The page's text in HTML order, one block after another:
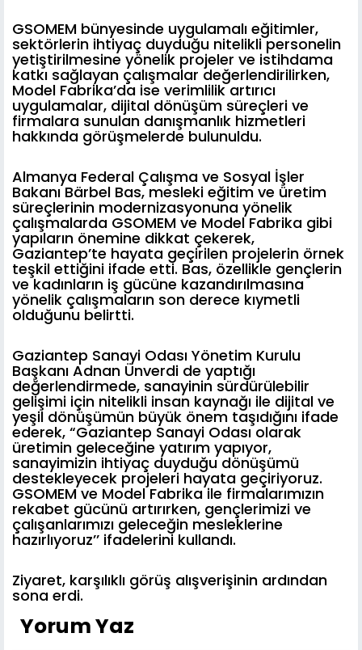
GSOMEM bünyesinde uygulamalı eğitimler,
sektörlerin ihtiyaç duyduğu nitelikli personelin
yetiştirilmesine yönelik projeler ve istihdama
katkı sağlayan çalışmalar değerlendirilirken,
Model Fabrika’da ise verimlilik artırıcı
uygulamalar, dijital dönüşüm süreçleri ve
firmalara sunulan danışmanlık hizmetleri
hakkında görüşmelerde bulunuldu.
Almanya Federal Çalışma ve Sosyal İşler
Bakanı Bärbel Bas, mesleki eğitim ve üretim
süreçlerinin modernizasyonuna yönelik
çalışmalarda GSOMEM ve Model Fabrika gibi
yapıların önemine dikkat çekerek,
Gaziantep’te hayata geçirilen projelerin örnek
teşkil ettiğini ifade etti. Bas, özellikle gençlerin
ve kadınların iş gücüne kazandırılmasına
yönelik çalışmaların son derece kıymetli
olduğunu belirtti.
Gaziantep Sanayi Odası Yönetim Kurulu
Başkanı Adnan Ünverdi de yaptığı
değerlendirmede, sanayinin sürdürülebilir
gelişimi için nitelikli insan kaynağı ile dijital ve
yeşil dönüşümün büyük önem taşıdığını ifade
ederek, “Gaziantep Sanayi Odası olarak
üretimin geleceğine yatırım yapıyor,
sanayimizin ihtiyaç duyduğu dönüşümü
destekleyecek projeleri hayata geçiriyoruz.
GSOMEM ve Model Fabrika ile firmalarımızın
rekabet gücünü artırırken, gençlerimizi ve
çalışanlarımızı geleceğin mesleklerine
hazırlıyoruz’’ ifadelerini kullandı.
Ziyaret, karşılıklı görüş alışverişinin ardından
sona erdi.
Yorum Yaz